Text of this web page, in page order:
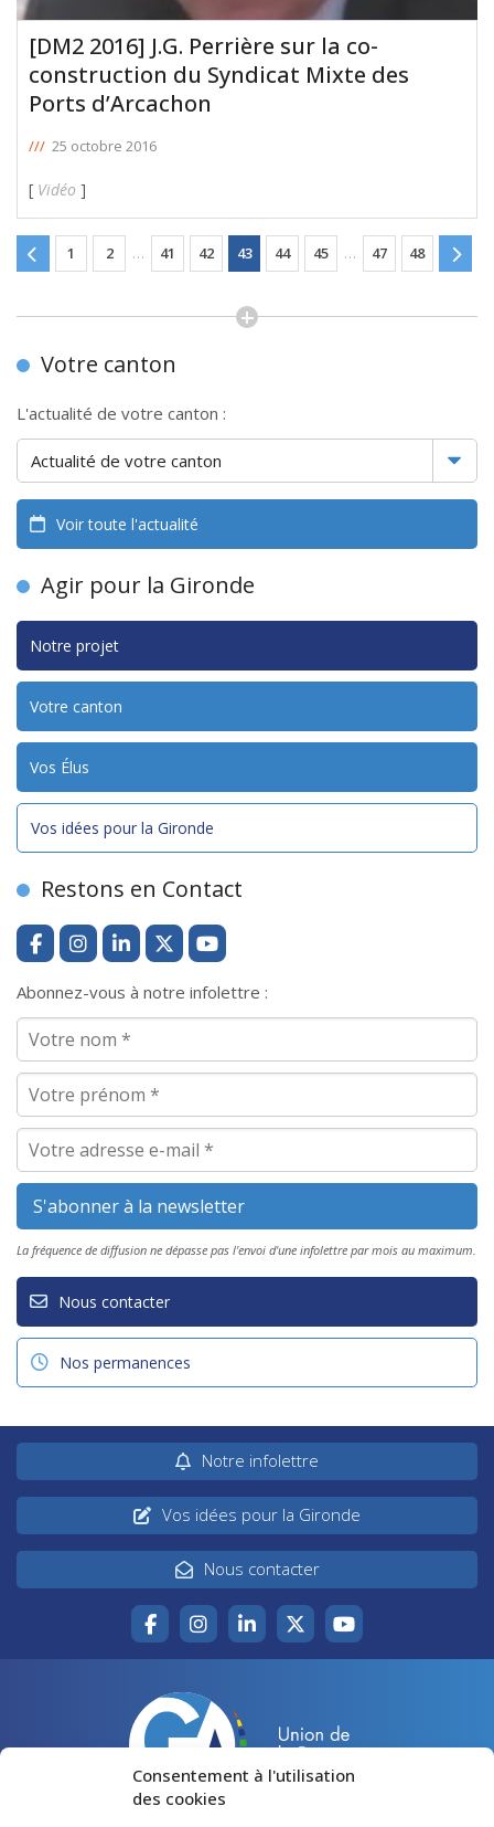
Consentement à l'utilisation
des cookies
[DM2 2016] J.G. Perrière sur la co-
construction du Syndicat Mixte des
Ports d’Arcachon
/// 25 octobre 2016
[ Vidéo ]
1 2 … 41 42 43 44 45 … 47 48
Votre canton
L'actualité de votre canton :
Voir toute l'actualité
Agir pour la Gironde
Notre projet
Votre canton
Vos Élus
Vos idées pour la Gironde
Restons en Contact
Abonnez-vous à notre infolettre :
La fréquence de diffusion ne dépasse pas l'envoi d'une infolettre par mois au maximum.
Nous contacter
Nos permanences
Notre infolettre
Vos idées pour la Gironde
Nous contacter